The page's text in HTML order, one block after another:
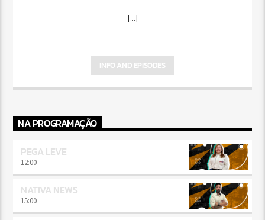
[...]
INFO AND EPISODES
NA PROGRAMAÇÃO
PEGA LEVE
12:00
NATIVA NEWS
15:00